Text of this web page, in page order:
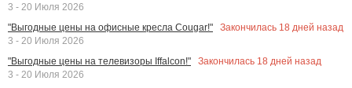
3 - 20 Июля 2026
"Выгодные цены на офисные кресла Cougar!"
Закончилась 18 дней назад
3 - 20 Июля 2026
"Выгодные цены на телевизоры Iffalcon!"
Закончилась 18 дней назад
3 - 20 Июля 2026